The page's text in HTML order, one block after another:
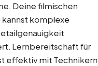
Deine filmischen
komplexe
Lernbereitschaft für
effektiv mit Technikern